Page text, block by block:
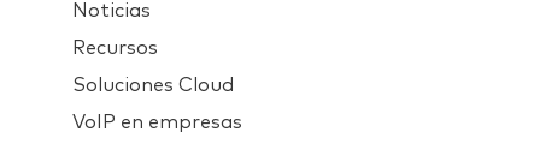
Noticias
Recursos
Soluciones Cloud
VoIP en empresas